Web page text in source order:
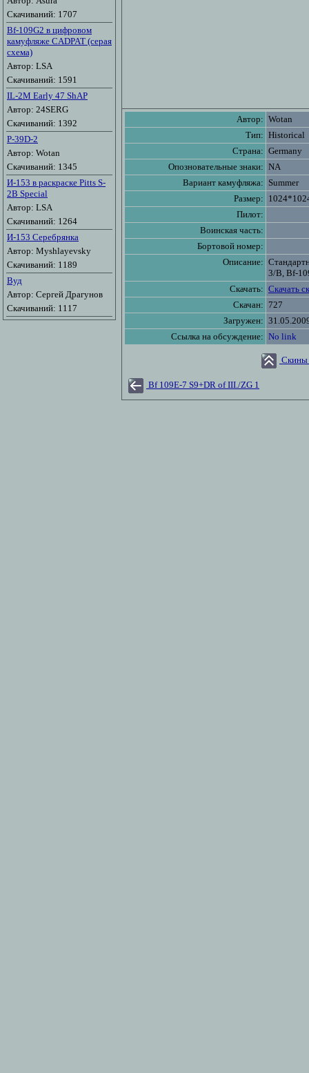
Скачиваний: 1707
Bf-109G2 в цифровом
камуфляже CADPAT (серая
схема)
Автор: LSA
Скачиваний: 1591
IL-2M Early 47 ShAP
Автор: 24SERG
Скачиваний: 1392
P-39D-2
Автор: Wotan
Скачиваний: 1345
И-153 в раскраске Pitts S-
2B Special
Автор: LSA
Скачиваний: 1264
И-153 Серебрянка
Автор: Myshlayevsky
Скачиваний: 1189
Вуд
Автор: Сергей Драгунов
Скачиваний: 1117
Автор: Wotan
Тип: Historical
Страна: Germany
Опозновательные знаки: NA
Вариант камуфляжа: Summer
Размер:
Пилот:
Воинская часть:
Бортовой номер:
Описание:
3/B, Bf-
Скачать: Скачать
Скачан: 727
Загружен:
Ссылка на обсуждение: No link
Скины
Bf 109E-7 S9+DR of III./ZG 1